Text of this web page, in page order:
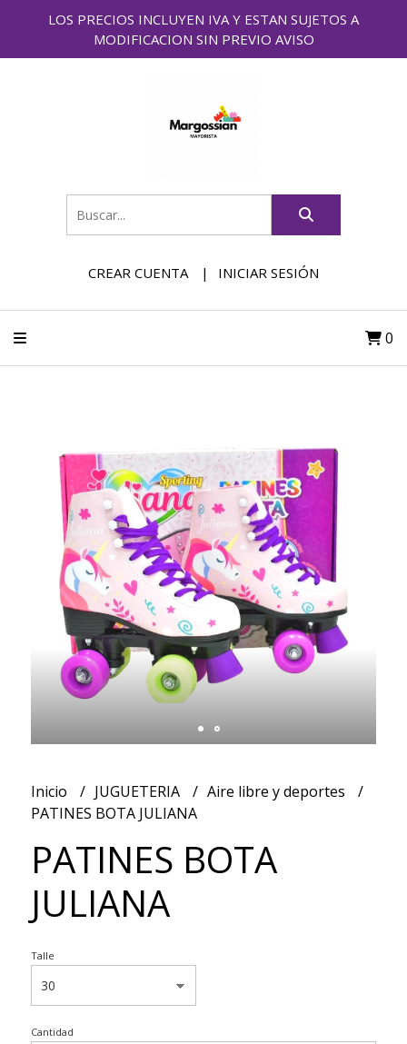
LOS PRECIOS INCLUYEN IVA Y ESTAN SUJETOS A
MODIFICACION SIN PREVIO AVISO
CREAR CUENTA INICIAR SESIÓN
0
Inicio JUGUETERIA
Aire libre y deportes
PATINES BOTA JULIANA
PATINES BOTA
JULIANA
Talle
Cantidad